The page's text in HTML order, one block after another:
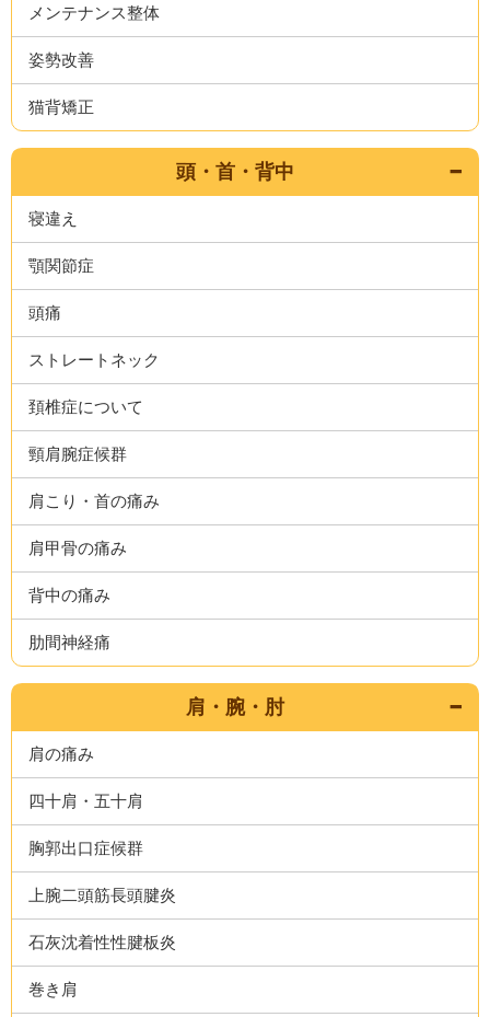
メンテナンス整体
姿勢改善
猫背矯正
頭・首・背中
寝違え
顎関節症
頭痛
ストレートネック
頚椎症について
頸肩腕症候群
肩こり・首の痛み
肩甲骨の痛み
背中の痛み
肋間神経痛
肩・腕・肘
肩の痛み
四十肩・五十肩
胸郭出口症候群
上腕二頭筋長頭腱炎
石灰沈着性性腱板炎
巻き肩